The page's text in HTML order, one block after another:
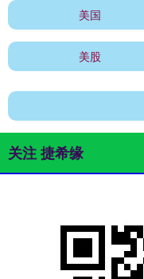
美国
美股
关注 捷希缘